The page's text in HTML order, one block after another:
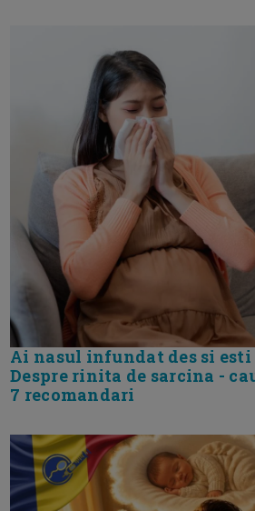
Ai nasul infundat des si
Despre rinita de sarcina -
7 recomandari